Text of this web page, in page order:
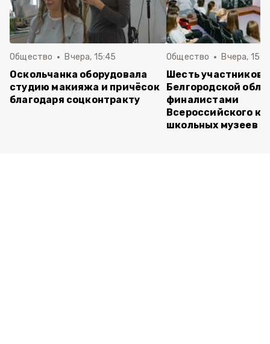
Общество Вчера, 15:45
Оскольчанка оборудовала
студию макияжа и причёсок
благодаря соцконтракту
Общество Вчера,
Шесть участников
Белгородской
финалистами
Всероссийского
школьных музеев